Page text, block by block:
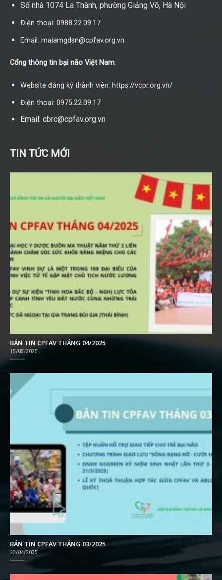
Số nhà 1074 La Thành, phường Giảng Võ, Hà Nội
Điện thoại: 0988.22.09.17
Email: maiamgdsn@cpfav.org.vn
Cổng thông tin bại não Việt Nam:
Website đăng ký thành viên: https://vcpr.org.vn/
Điện thoại: 0975.22.09.17
Email: cbrc@cpfav.org.vn
TIN TỨC MỚI
BẢN TIN CPFAV THÁNG 04/2025
15/05/2025
BẢN TIN CPFAV THÁNG 03/2025
23/04/2025